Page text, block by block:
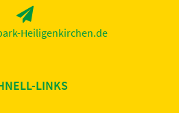
Heiligenkirchen.de
LINKS